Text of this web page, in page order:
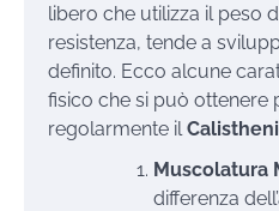
libero che utilizza il peso
resistenza, tende a
definito. Ecco alcune
fisico che si può ottenere
regolarmente il
Muscolatura
differenza